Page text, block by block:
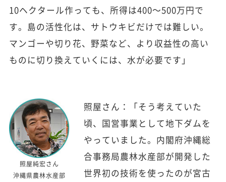
10ヘクタール作っても、所得は400～500万円で
す。島の活性化は、サトウキビだけでは難しい。
マンゴーや切り花、野菜など、より収益性の高い
ものに切り換えていくには、水が必要です」
照屋純宏さん
沖縄県農林水産部
照屋さん：「そう考えていた
頃、国営事業として地下ダムを
やっていました。内閣府沖縄総
合事務局農林水産部が開発した
世界初の技術を使ったのが宮古